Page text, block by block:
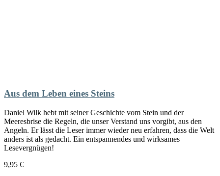
Aus dem Leben eines Steins
Daniel Wilk hebt mit seiner Geschichte vom Stein und der
Meeresbrise die Regeln, die unser Verstand uns vorgibt, aus den
Angeln. Er lässt die Leser immer wieder neu erfahren, dass die Welt
anders ist als gedacht. Ein entspannendes und wirksames
Lesevergnügen!
9,95 €